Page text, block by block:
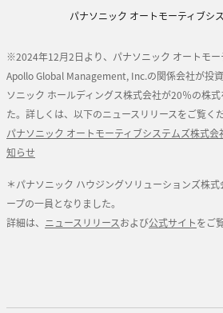
パナソニック オートモーティブシ
※2024年12月2日より、パナソニック オートモー
Apollo Global Management, Inc.の関係会社が投
ソニック ホールディングス株式会社が20％の株
た。詳しくは、以下のニュースリリースをご覧くだ
パナソニック オートモーティブシステムズ株式
知らせ
＊パナソニック ハウジングソリューションズ株
ープの一員となりました。
詳細は、 ニュースリリースおよび公式サイトをご